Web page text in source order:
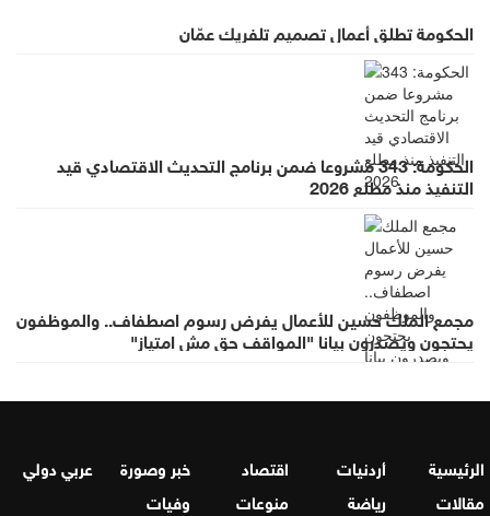
الحكومة تطلق أعمال تصميم تلفريك عمّان
الحكومة: 343 مشروعا ضمن برنامج التحديث الاقتصادي قيد
التنفيذ منذ مطلع 2026
مجمع الملك حسين للأعمال يفرض رسوم اصطفاف.. والموظفون
يحتجون ويصدرون بيانا "المواقف حق مش امتياز"
الرئيسية أردنيات اقتصاد خبر وصورة
عربي دولي
مقالات
رياضة منوعات وفيات